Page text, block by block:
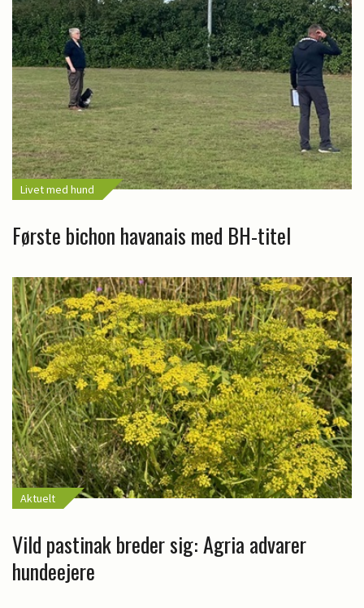
Livet med hund
Første bichon havanais med BH-titel
Aktuelt
Vild pastinak breder sig: Agria advarer
hundeejere